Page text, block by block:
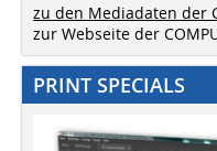
zu den Mediadaten der
zur Webseite der
PRINT SPECIALS